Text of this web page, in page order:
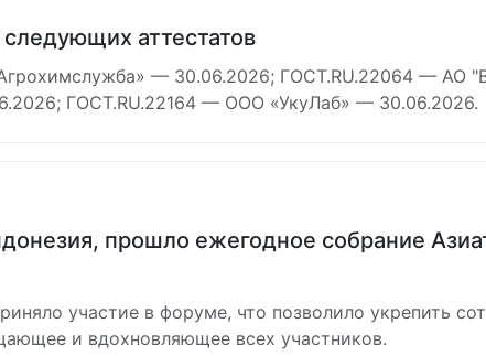
аттестатов
— 30.06.2026; ГОСТ.RU.22064 — АО
ГОСТ.RU.22164 — ООО «УкуЛаб» — 30.06.2026.
прошло ежегодное собрание
участие в форуме, что позволило укрепить
и вдохновляющее всех участников.